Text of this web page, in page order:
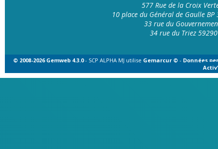
577 Rue de la Croix
10 place du Général de Gaulle BP
33 rue du
34 rue du Triez 59290
© 2008-2026 Gemweb 4.3.0- SCP ALPHA MJ utilise Gemarcur © - Données